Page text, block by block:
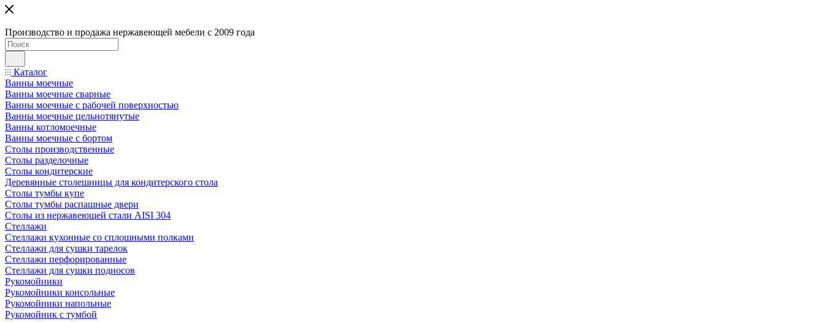
Производство и продажа нержавеющей мебели с 2009 года
Каталог
Ванны моечные
Ванны моечные сварные
Ванны моечные с рабочей поверхностью
Ванны моечные цельнотянутые
Ванны котломоечные
Ванны моечные с бортом
Столы производственные
Столы разделочные
Столы кондитерские
Деревянные столешницы для кондитерского стола
Столы тумбы купе
Столы тумбы распашные двери
Столы из нержавеющей стали AISI 304
Стеллажи
Стеллажи кухонные со сплошными полками
Стеллажи для сушки тарелок
Стеллажи перфорированные
Стеллажи для сушки подносов
Рукомойники
Рукомойники консольные
Рукомойники напольные
Рукомойник с тумбой